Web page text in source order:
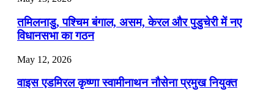
📝 डेली करेंट अफेयर्स: 16-18 जुलाई 2026
तमिलनाडु, पश्चिम बंगाल, असम, केरल और पुडुचेरी में नए
विधानसभा का गठन
May 12, 2026
वाइस एडमिरल कृष्णा स्वामीनाथन नौसेना प्रमुख नियुक्त